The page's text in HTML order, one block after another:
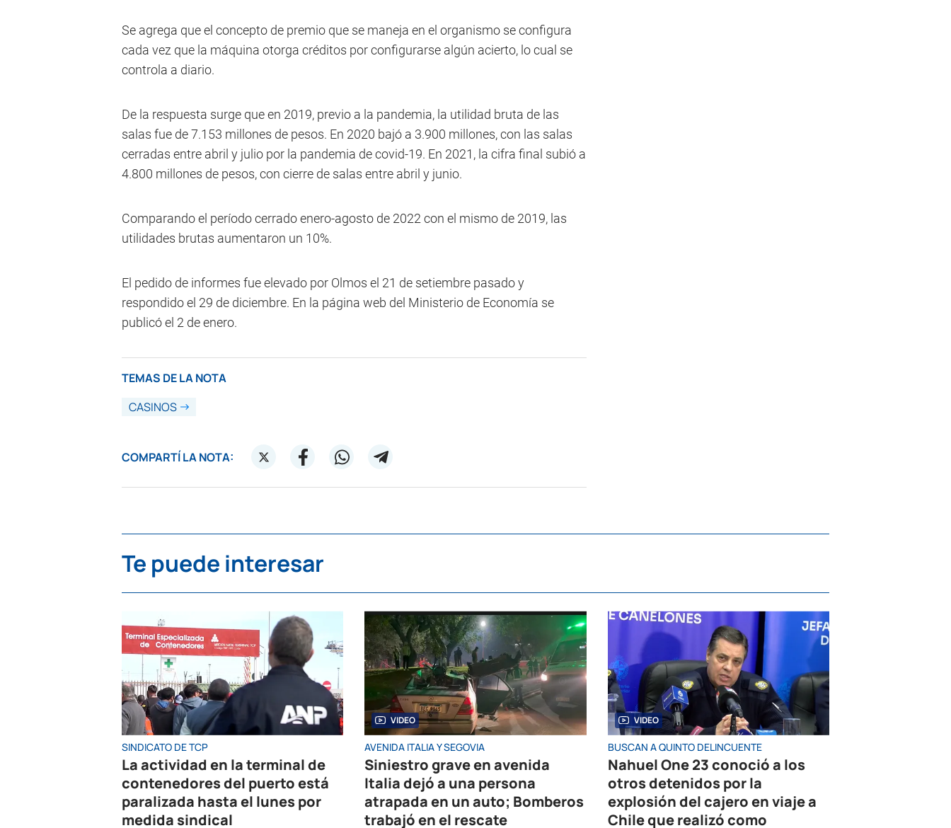
Se agrega que el concepto de premio que se maneja en el organismo se configura
cada vez que la máquina otorga créditos por configurarse algún acierto, lo cual se
controla a diario.
De la respuesta surge que en 2019, previo a la pandemia, la utilidad bruta de las
salas fue de 7.153 millones de pesos. En 2020 bajó a 3.900 millones, con las salas
cerradas entre abril y julio por la pandemia de covid-19. En 2021, la cifra final subió a
4.800 millones de pesos, con cierre de salas entre abril y junio.
Comparando el período cerrado enero-agosto de 2022 con el mismo de 2019, las
utilidades brutas aumentaron un 10%.
El pedido de informes fue elevado por Olmos el 21 de setiembre pasado y
respondido el 29 de diciembre. En la página web del Ministerio de Economía se
publicó el 2 de enero.
TEMAS DE LA NOTA
CASINOS
COMPARTÍ LA NOTA:
Te puede interesar
SINDICATO DE TCP
La actividad en la terminal de
contenedores del puerto está
paralizada hasta el lunes por
medida sindical
VIDEO
AVENIDA ITALIA Y SEGOVIA
Siniestro grave en avenida
Italia dejó a una persona
atrapada en un auto; Bomberos
trabajó en el rescate
VIDEO
BUSCAN A QUINTO DELINCUENTE
Nahuel One 23 conoció a los
otros detenidos por la
explosión del cajero en viaje a
Chile que realizó como